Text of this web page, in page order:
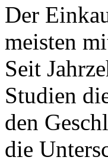
Der
meisten
Seit
Studien
den
die